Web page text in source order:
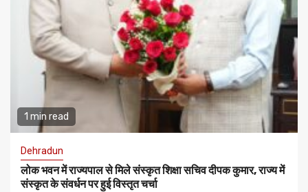
1 min read
Dehradun
लोक भवन में राज्यपाल से मिले संस्कृत शिक्षा सचिव दीपक कुमार, राज्य में
संस्कृत के संवर्धन पर हुई विस्तृत चर्चा